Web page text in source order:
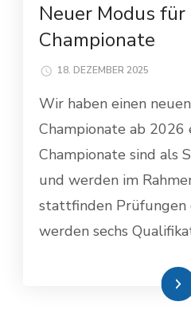
Neuer Modus für
Championate
18. DEZEMBER 2025
Wir haben einen
Championate ab
Championate sind als
und werden im
stattfinden Prüfungen
werden sechs
Weiterlesen